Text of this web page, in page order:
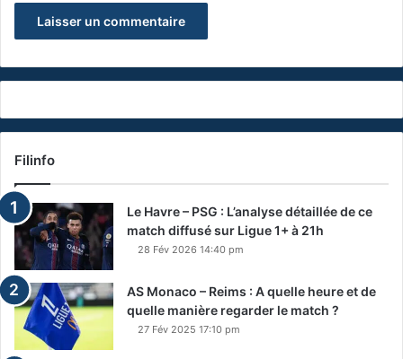
Filinfo
Le Havre – PSG : L’analyse détaillée de ce
match diffusé sur Ligue 1+ à 21h
28 Fév 2026 14:40 pm
AS Monaco – Reims : A quelle heure et de
quelle manière regarder le match ?
27 Fév 2025 17:10 pm